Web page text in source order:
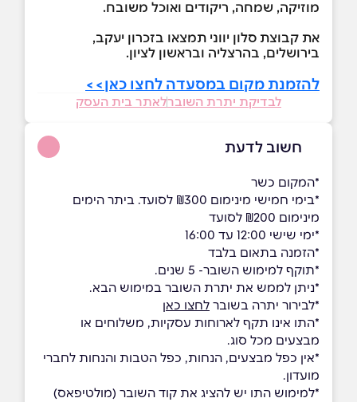
מוזיקה, שמחה, ריקודים ואוכל משובח.
את קבוצת סלון יווני תמצאו בזכרון יעקב,
בירושלים, בהרצליה ובראשון לציון.
להזמנת מקום במסעדה לחצו כאן>>
לבדיקת יתרת השוברלאתר בית העסק
חשוב לדעת
*המקום כשר
*בימי חמישי מינימום ₪300 לסועד. ביתר הימים
מינימום ₪200 לסועד
*ימי שישי 12:00 עד 16:00
*הזמנה בתאום בלבד
*תוקף למימוש השובר- 5 שנים.
*ניתן לממש את יתרת השובר במימוש הבא.
*לבירור יתרה בשובר לחצו כאן
*התו אינו תקף לארוחות עסקיות, משלוחים או
מבצעים מכל סוג.
*אין כפל מבצעים, הנחות, כפל הטבות והנחות לחברי
מועדון.
*למימוש התו יש להציג את קוד השובר (מולטיפאס)